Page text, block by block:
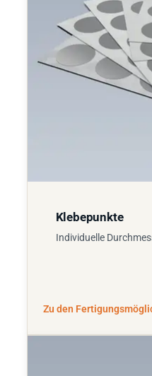
Klebepunkte
Individuelle
Zu den